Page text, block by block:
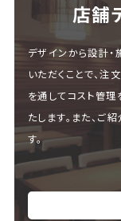
店舗
デザインから設計・
いただくことで、注
を通してコスト管
たします。また、ご
す。